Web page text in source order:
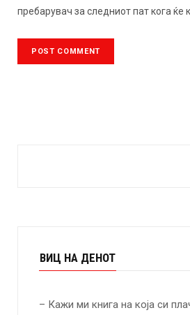
пребарувач за следниот пат кога ќе
ВИЦ НА ДЕНОТ
– Кажи ми книга на која си